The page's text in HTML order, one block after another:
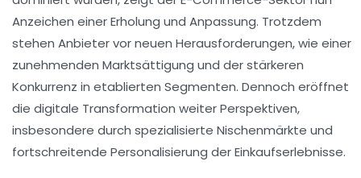
Anzeichen einer Erholung und Anpassung. Trotzdem
stehen Anbieter vor neuen Herausforderungen, wie einer
zunehmenden Marktsättigung und der stärkeren
Konkurrenz in etablierten Segmenten. Dennoch eröffnet
die digitale Transformation weiter Perspektiven,
insbesondere durch spezialisierte Nischenmärkte und
fortschreitende Personalisierung der Einkaufserlebnisse.